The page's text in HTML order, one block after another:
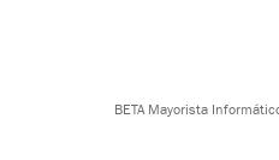
BETA Mayorista